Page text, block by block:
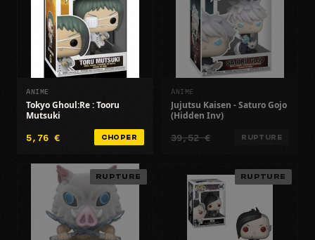
ANIME
Tokyo Ghoul:Re : Tooru
Mutsuki
5,76 € CHOPER
ANIME
Jujutsu Kaisen - Saturo Gojo
(Hidden Inv)
39,52 € RUPTURE
RUPTURE RUPTURE